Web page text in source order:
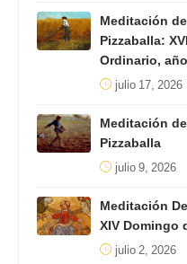
Meditación
Pizzaballa:
Ordinario,
julio 17, 2026
Meditación
Pizzaballa
julio 9, 2026
Meditación
XIV Domingo
julio 2, 2026